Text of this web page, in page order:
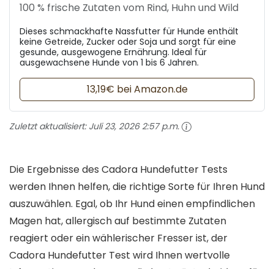
100 % frische Zutaten vom Rind, Huhn und Wild
Dieses schmackhafte Nassfutter für Hunde enthält
keine Getreide, Zucker oder Soja und sorgt für eine
gesunde, ausgewogene Ernährung. Ideal für
ausgewachsene Hunde von 1 bis 6 Jahren.
13,19€ bei Amazon.de
Zuletzt aktualisiert: Juli 23, 2026 2:57 p.m.
Die Ergebnisse des Cadora Hundefutter Tests
werden Ihnen helfen, die richtige Sorte für Ihren Hund
auszuwählen. Egal, ob Ihr Hund einen empfindlichen
Magen hat, allergisch auf bestimmte Zutaten
reagiert oder ein wählerischer Fresser ist, der
Cadora Hundefutter Test wird Ihnen wertvolle